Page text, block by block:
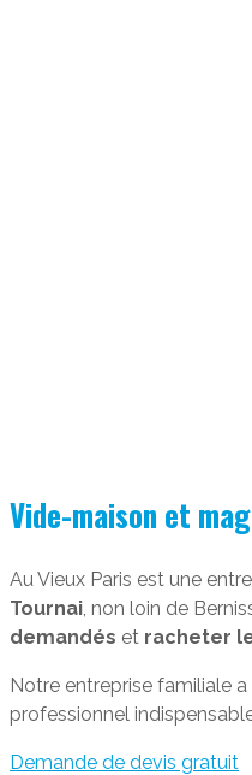
Vide-maison et
Au Vieux Paris est une
Tournai , non loin de
demandés et racheter
Notre entreprise familiale
professionnel
Demande de devis gratuit